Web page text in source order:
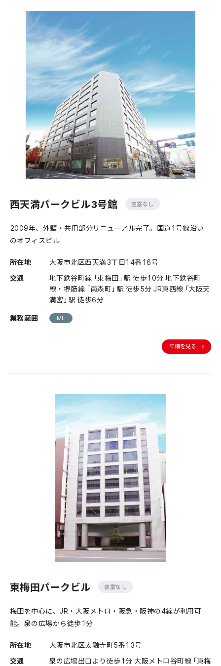
西天満パークビル3号館 空室なし
2009年、外壁・共用部分リニューアル完了。国道1号線沿い
のオフィスビル
所在地
大阪市北区西天満3丁目14番16号
交通
地下鉄谷町線「東梅田」駅 徒歩10分 地下鉄谷町
線・堺筋線「南森町」駅 徒歩5分 JR東西線「大阪天
満宮」駅 徒歩6分
業務範囲
ML
詳細を見る
東梅田パークビル 空室なし
梅田を中心に、JR・大阪メトロ・阪急・阪神の4線が利用可
能。泉の広場から徒歩1分
所在地
大阪市北区太融寺町5番13号
交通
泉の広場出口より徒歩1分 大阪メトロ谷町線「東梅